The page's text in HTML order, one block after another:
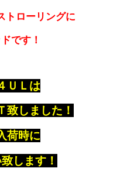
トローリングに
です！
ＵＬは
しました！
荷時に
します！